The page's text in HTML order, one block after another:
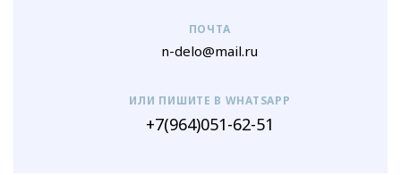
ПОЧТА
n-delo@mail.ru
ИЛИ ПИШИТЕ В WHATSAPP
+7(964)051-62-51